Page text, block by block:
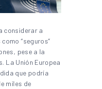
considerar a
“seguros”
pese a la
La Unión Europea
que podría
miles de